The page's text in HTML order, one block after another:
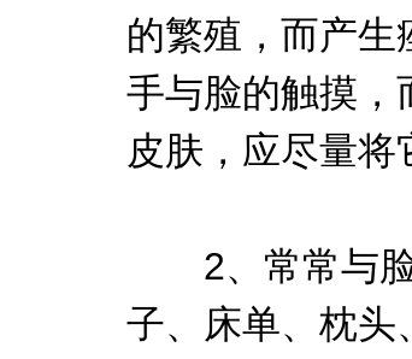
的繁殖，而产生
手与脸的触摸，
皮肤，应尽量将
2、常常与脸
子、床单、枕头